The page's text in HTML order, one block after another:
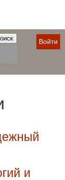
Войти
и